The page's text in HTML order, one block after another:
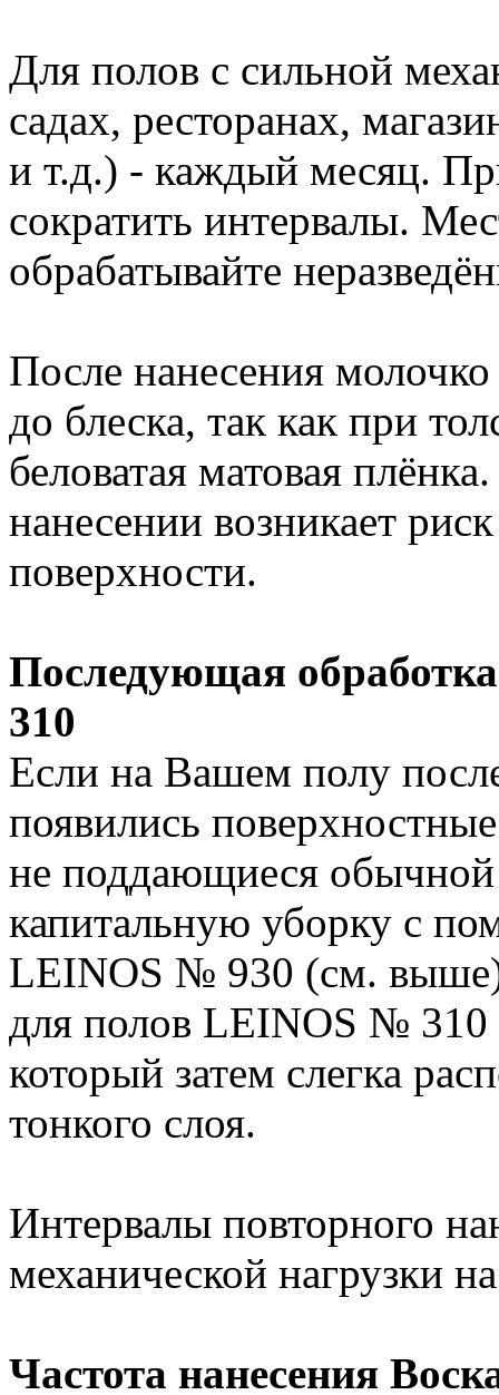
Для полов с сильной
садах, ресторанах,
и т.д.) - каждый месяц.
сократить интервалы.
обрабатывайте
После нанесения
до блеска, так как при
беловатая матовая
нанесении возникает
поверхности.
Последующая
310
Если на Вашем полу
появились
не поддающиеся обычной
капитальную уборку с
LEINOS № 930 (см.
для полов LEINOS № 310
который затем слегка
тонкого слоя.
Интервалы повторного
механической нагрузки
Частота нанесения